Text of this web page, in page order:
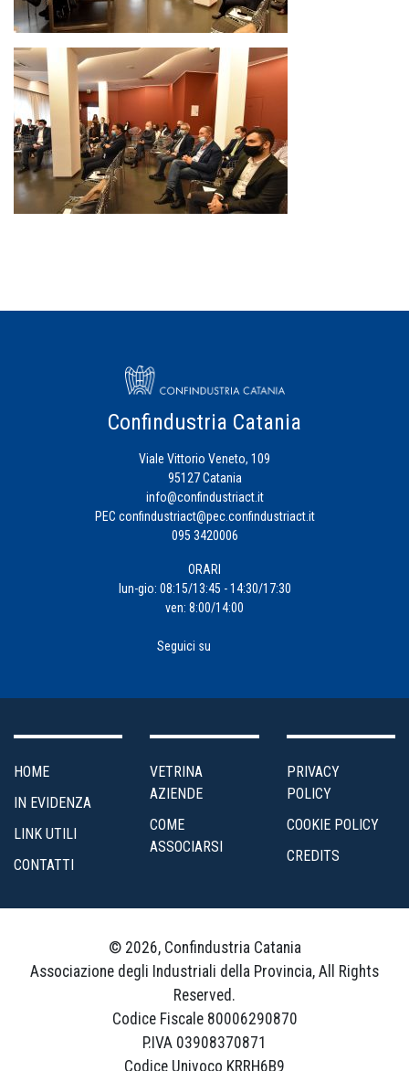
Confindustria Catania
Viale Vittorio Veneto, 109
95127 Catania
info@confindustriact.it
PEC confindustriact@pec.confindustriact.it
095 3420006
ORARI
lun-gio: 08:15/13:45 - 14:30/17:30
ven: 8:00/14:00
Seguici su
HOME
IN EVIDENZA
LINK UTILI
CONTATTI
VETRINA
AZIENDE
COME
ASSOCIARSI
PRIVACY
POLICY
COOKIE POLICY
CREDITS
© 2026, Confindustria Catania
Associazione degli Industriali della Provincia, All Rights
Reserved.
Codice Fiscale 80006290870
P.IVA 03908370871
Codice Univoco KRRH6B9